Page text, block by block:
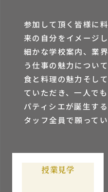
参加して頂く皆様に
来の⾃分をイメージ
細かな学校案内、業
う仕事の魅⼒につい
⾷と料理の魅⼒そし
ていただき、⼀⼈で
パティシエが誕⽣す
タッフ全員で願ってい
授業見学